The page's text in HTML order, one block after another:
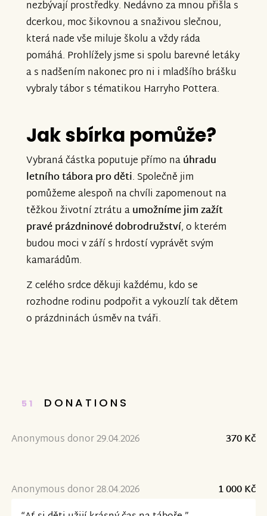
nezbývají prostředky. Nedávno za mnou přišla s
dcerkou, moc šikovnou a snaživou slečnou,
která nade vše miluje školu a vždy ráda
pomáhá. Prohlížely jsme si spolu barevné letáky
a s nadšením nakonec pro ni i mladšího brášku
vybraly tábor s tématikou Harryho Pottera.
Jak sbírka pomůže?
Vybraná částka poputuje přímo naúhradu
letního tábora pro děti. Společně jim
pomůžeme alespoň na chvíli zapomenout na
těžkou životní ztrátu aumožníme jim zažít
pravé prázdninové dobrodružství, o kterém
budou moci v září s hrdostí vyprávět svým
kamarádům.
Z celého srdce děkuji každému, kdo se
rozhodne rodinu podpořit a vykouzlí tak dětem
o prázdninách úsměv na tváři.
51 DONATIONS
Anonymous donor 29.04.2026 370 Kč
Anonymous donor 28.04.2026
1 000 Kč